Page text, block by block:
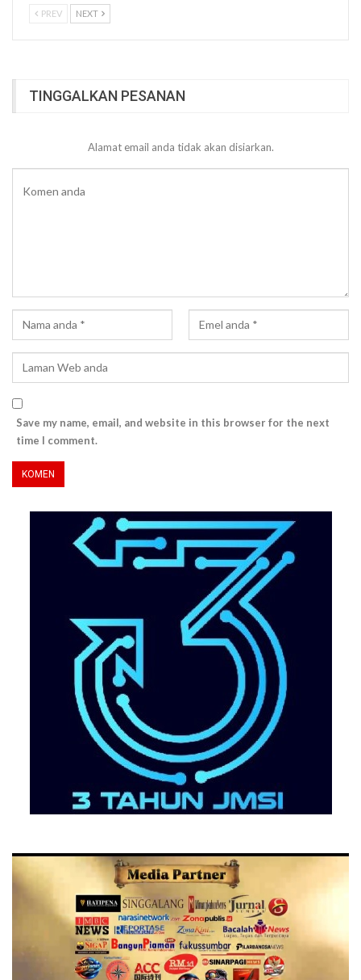
PREV NEXT
TINGGALKAN PESANAN
Alamat email anda tidak akan disiarkan.
Save my name, email, and website in this browser for the next
time I comment.